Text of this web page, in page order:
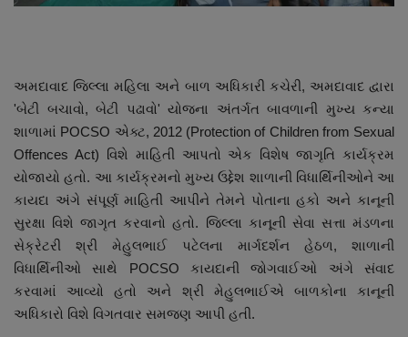
જુનાગઢ
Support US
બજારના સમાચાર
નાણાંકીય સમાચાર
સ્થાનિક સમાચાર
સ્પોર્ટ્સ
અમદાવાદ જિલ્લા મહિલા અને બાળ અધિકારી કચેરી, અમદાવાદ દ્વારા
'બેટી બચાવો, બેટી પઢાવો' યોજના અંતર્ગત બાવળાની મુખ્ય કન્યા
શાળામાં POCSO એક્ટ, 2012 (Protection of Children from Sexual
Offences Act) વિશે માહિતી આપતો એક વિશેષ જાગૃતિ કાર્યક્રમ
યોજાયો હતો. આ કાર્યક્રમનો મુખ્ય ઉદ્દેશ શાળાની વિધાર્થિનીઓને આ
કાયદા અંગે સંપૂર્ણ માહિતી આપીને તેમને પોતાના હકો અને કાનૂની
સુરક્ષા વિશે જાગૃત કરવાનો હતો. જિલ્લા કાનૂની સેવા સત્તા મંડળના
સેક્રેટરી શ્રી મેહુલભાઈ પટેલના માર્ગદર્શન હેઠળ, શાળાની
વિધાર્થિનીઓ સાથે POCSO કાયદાની જોગવાઈઓ અંગે સંવાદ
કરવામાં આવ્યો હતો અને શ્રી મેહુલભાઈએ બાળકોના કાનૂની
અધિકારો વિશે વિગતવાર સમજણ આપી હતી.